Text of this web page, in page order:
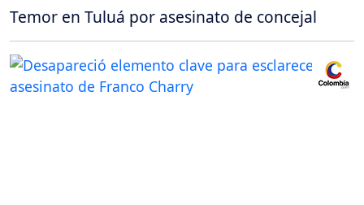
Temor en Tuluá por asesinato de concejal